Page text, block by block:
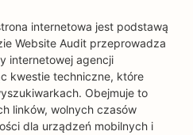
internetowa jest podstawą
Website Audit przeprowadza
internetowej agencji
kwestie techniczne, które
Obejmuje to
linków, wolnych czasów
dla urządzeń mobilnych i